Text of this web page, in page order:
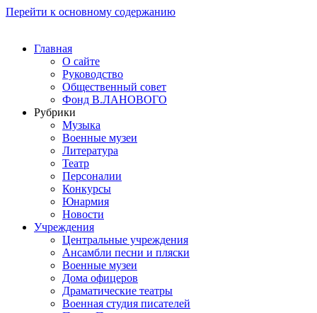
Перейти к основному содержанию
Главная
О сайте
Руководство
Общественный совет
Фонд В.ЛАНОВОГО
Рубрики
Музыка
Военные музеи
Литература
Театр
Персоналии
Конкурсы
Юнармия
Новости
Учреждения
Центральные учреждения
Ансамбли песни и пляски
Военные музеи
Дома офицеров
Драматические театры
Военная студия писателей